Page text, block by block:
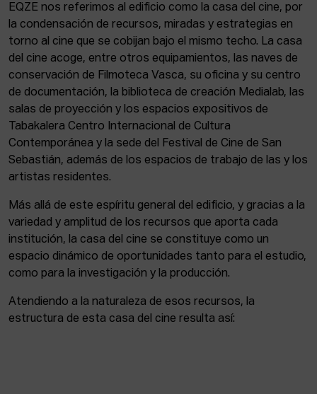
EQZE nos referimos al edificio como la casa del cine, por
la condensación de recursos, miradas y estrategias en
torno al cine que se cobijan bajo el mismo techo. La casa
del cine acoge, entre otros equipamientos, las naves de
conservación de Filmoteca Vasca, su oficina y su centro
de documentación, la biblioteca de creación Medialab, las
salas de proyección y los espacios expositivos de
Tabakalera Centro Internacional de Cultura
Contemporánea y la sede del Festival de Cine de San
Sebastián, además de los espacios de trabajo de las y los
artistas residentes.
Más allá de este espíritu general del edificio, y gracias a la
variedad y amplitud de los recursos que aporta cada
institución, la casa del cine se constituye como un
espacio dinámico de oportunidades tanto para el estudio,
como para la investigación y la producción.
Atendiendo a la naturaleza de esos recursos, la
estructura de esta casa del cine resulta así: